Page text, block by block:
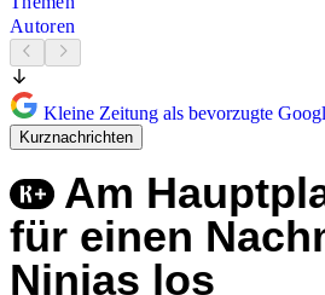
Autoren
Kleine Zeitung als bevorzugte
Kurznachrichten
Am
für einen
Ninjas los